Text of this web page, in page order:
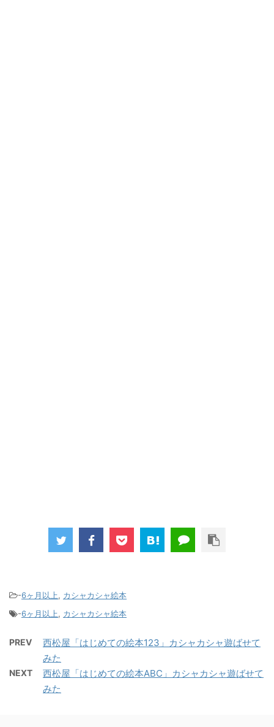
-6ヶ月以上, カシャカシャ絵本
-6ヶ月以上, カシャカシャ絵本
PREV
西松屋「はじめての絵本123」カシャカシャ遊ばせて
みた
NEXT
西松屋「はじめての絵本ABC」カシャカシャ遊ばせて
みた